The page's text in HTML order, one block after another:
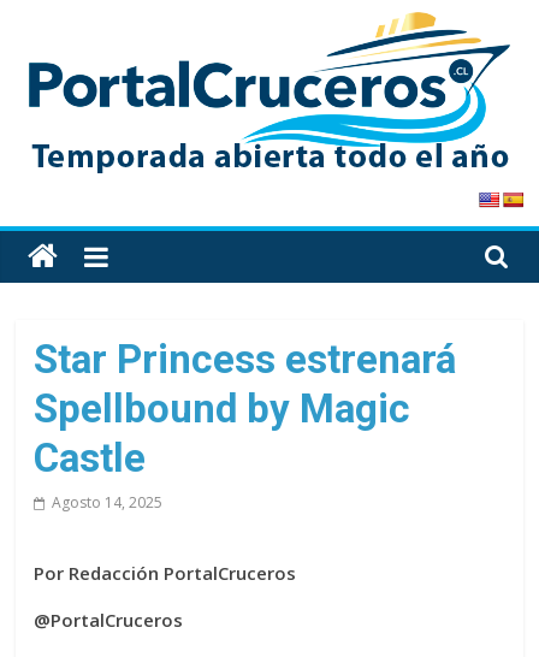
content
PortalCruceros
Toda
la
de
cruceros
en
solo
Star Princess estrenará
Spellbound by Magic
Castle
Agosto 14, 2025
Por Redacción PortalCruceros
@PortalCruceros